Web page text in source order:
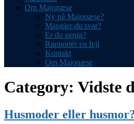
Om Majonæse
Ny på Majonæse?
Mangler du svar?
Er du uenig?
Rapportér en fejl
Kontakt
Om Majonæse
Category: Vidste
Husmoder eller